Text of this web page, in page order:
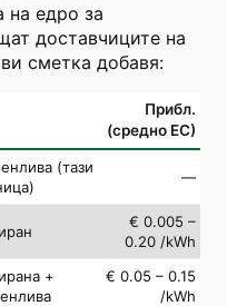
на едро за
доставчиците на
сметка добавя:
Прибл.
(средно ЕС)
(тази
—
€ 0.005 –
0.20 /kWh
+
€ 0.05 – 0.15
/kWh